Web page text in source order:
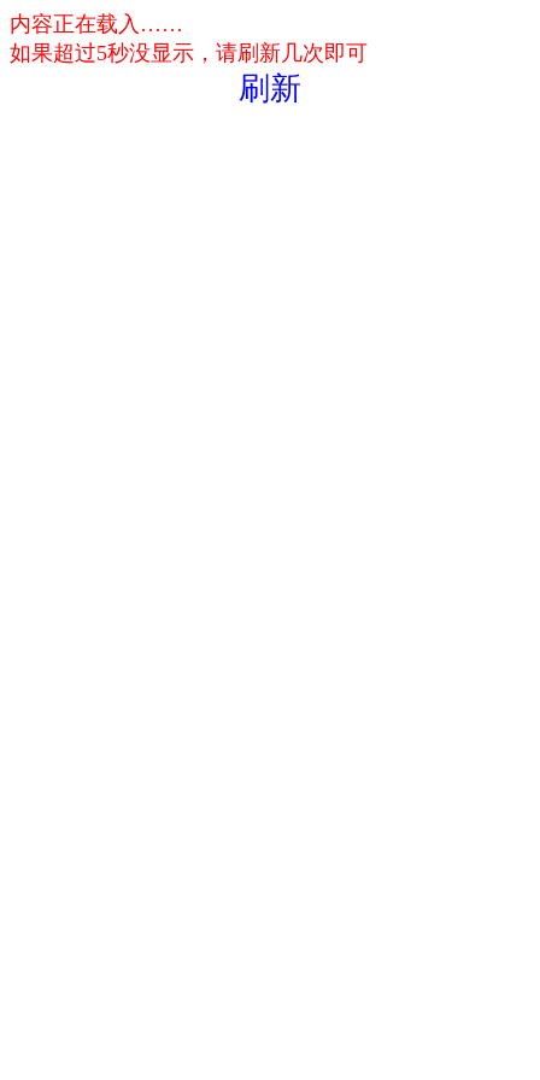
内容正在载入……
如果超过5秒没显示，请刷新几次即可
刷新